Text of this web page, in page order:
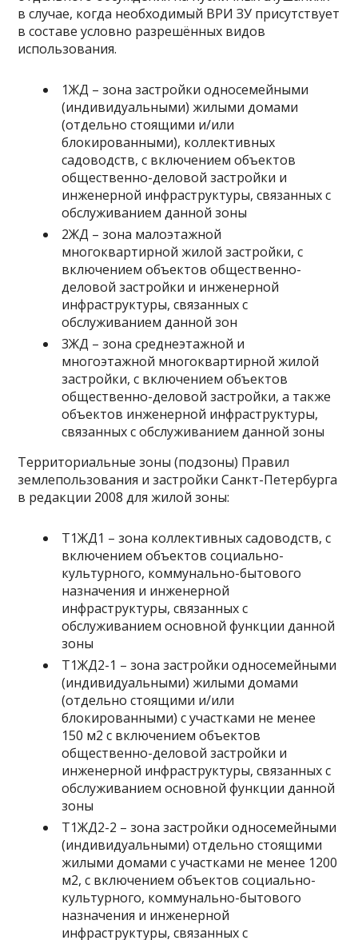
в случае, когда необходимый ВРИ ЗУ присутствует
в составе условно разрешённых видов
использования.
1ЖД – зона застройки односемейными
(индивидуальными) жилыми домами
(отдельно стоящими и/или
блокированными), коллективных
садоводств, с включением объектов
общественно-деловой застройки и
инженерной инфраструктуры, связанных с
обслуживанием данной зоны
2ЖД – зона малоэтажной
многоквартирной жилой застройки, с
включением объектов общественно-
деловой застройки и инженерной
инфраструктуры, связанных с
обслуживанием данной зон
3ЖД – зона среднеэтажной и
многоэтажной многоквартирной жилой
застройки, с включением объектов
общественно-деловой застройки, а также
объектов инженерной инфраструктуры,
связанных с обслуживанием данной зоны
Территориальные зоны (подзоны) Правил
землепользования и застройки Санкт-Петербурга
в редакции 2008 для жилой зоны:
Т1ЖД1 – зона коллективных садоводств, с
включением объектов социально-
культурного, коммунально-бытового
назначения и инженерной
инфраструктуры, связанных с
обслуживанием основной функции данной
зоны
Т1ЖД2-1 – зона застройки односемейными
(индивидуальными) жилыми домами
(отдельно стоящими и/или
блокированными) с участками не менее
150 м2 с включением объектов
общественно-деловой застройки и
инженерной инфраструктуры, связанных с
обслуживанием основной функции данной
зоны
Т1ЖД2-2 – зона застройки односемейными
(индивидуальными) отдельно стоящими
жилыми домами с участками не менее 1200
м2, с включением объектов социально-
культурного, коммунально-бытового
назначения и инженерной
инфраструктуры, связанных с